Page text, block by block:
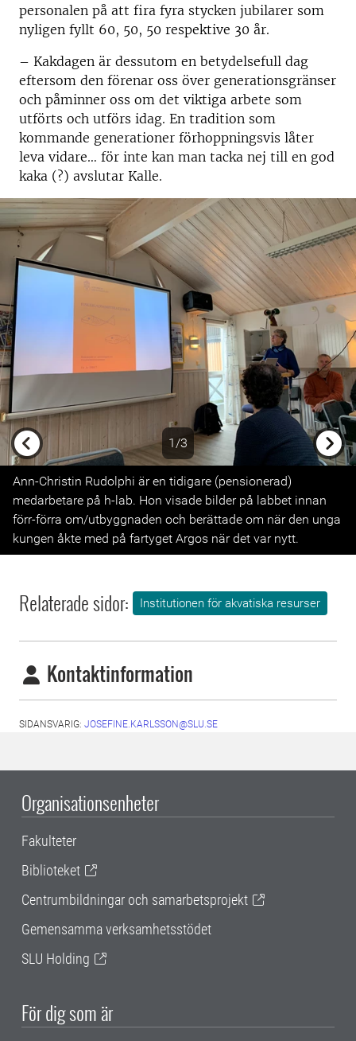
personalen på att fira fyra stycken jubilarer som
nyligen fyllt 60, 50, 50 respektive 30 år.
– Kakdagen är dessutom en betydelsefull dag
eftersom den förenar oss över generationsgränser
och påminner oss om det viktiga arbete som
utförts och utförs idag. En tradition som
kommande generationer förhoppningsvis låter
leva vidare… för inte kan man tacka nej till en god
kaka (?) avslutar Kalle.
1/3
Previous
Ann-Christin Rudolphi är en tidigare (pensionerad)
medarbetare på h-lab. Hon visade bilder på labbet innan
förr-förra om/utbyggnaden och berättade om när den unga
kungen åkte med på fartyget Argos när det var nytt.
Relaterade sidor: Institutionen för akvatiska resurser
Kontaktinformation
SIDANSVARIG: JOSEFINE.KARLSSON@SLU.SE
Organisationsenheter
Fakulteter
Biblioteket
Centrumbildningar och samarbetsprojekt
Gemensamma verksamhetsstödet
SLU Holding
För dig som är